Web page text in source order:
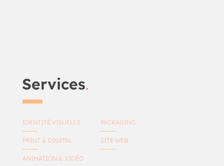
Services.
PACKAGING
IDENTITÉ VISUELLE
PRINT & DIGITAL SITE WEB
ANIMATION & VIDÉO